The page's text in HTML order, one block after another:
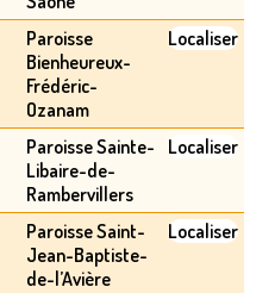
Paroisse
Bienheureux-
Frédéric-
Ozanam
Localiser
Paroisse Sainte-
Libaire-de-
Rambervillers
Localiser
Paroisse Saint-
Jean-Baptiste-
de-l’Avière
Localiser